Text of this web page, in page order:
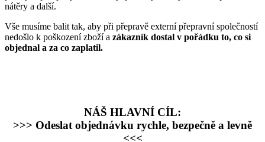
nátěry a další.
Vše musíme balit tak, aby při přepravě externí přepravní společností
nedošlo k poškození zboží a zákazník dostal v pořádku to, co si
objednal a za co zaplatil.
NÁŠ HLAVNÍ CÍL:
>>> Odeslat objednávku rychle, bezpečně a levně
<<<